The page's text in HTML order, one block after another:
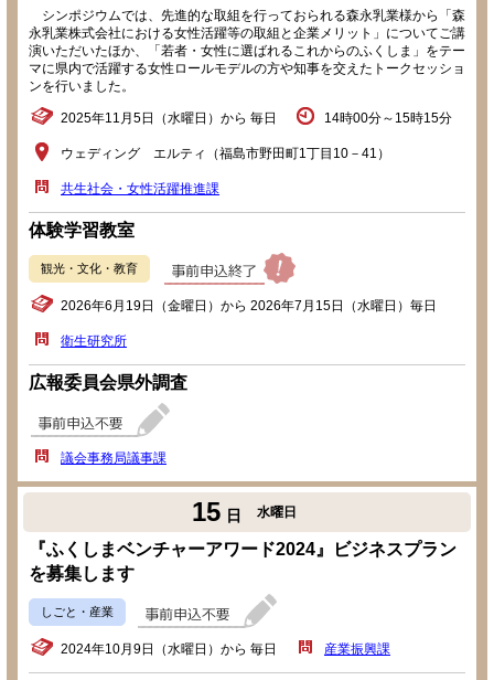
シンポジウムでは、先進的な取組を行っておられる森永乳業様から「森
永乳業株式会社における女性活躍等の取組と企業メリット」についてご講
演いただいたほか、「若者・女性に選ばれるこれからのふくしま」をテー
マに県内で活躍する女性ロールモデルの方や知事を交えたトークセッショ
ンを行いました。
2025年11月5日（水曜日）から 毎日 14時00分～15時15分
ウェディング エルティ（福島市野田町1丁目10－41）
共生社会・女性活躍推進課
体験学習教室
観光・文化・教育
2026年6月19日（金曜日）から 2026年7月15日（水曜日）毎日
衛生研究所
広報委員会県外調査
議会事務局議事課
15 日 水曜日
『ふくしまベンチャーアワード2024』ビジネスプラン
を募集します
しごと・産業
2024年10月9日（水曜日）から 毎日 産業振興課